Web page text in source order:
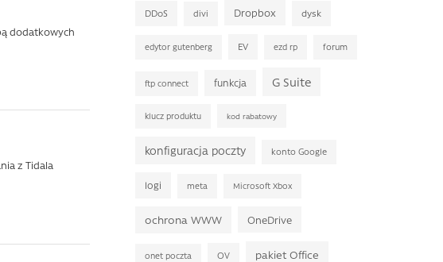
dodatkowych
z Tidala
DDoS divi Dropbox dysk
edytor gutenberg EV ezd rp forum
ftp connect funkcja G Suite
klucz produktu kod rabatowy
konfiguracja poczty konto Google
logi meta Microsoft Xbox
ochrona WWW OneDrive
onet poczta OV pakiet Office